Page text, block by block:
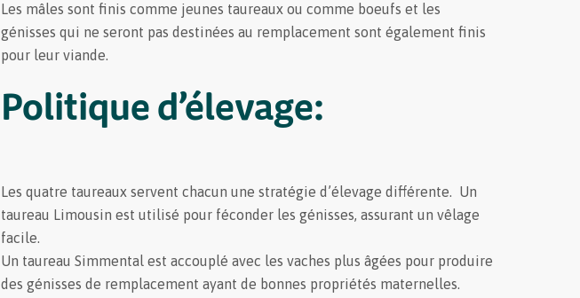
Les mâles sont finis comme jeunes taureaux ou comme boeufs et les
génisses qui ne seront pas destinées au remplacement sont également finis
pour leur viande.
Politique d’élevage:
Les quatre taureaux servent chacun une stratégie d’élevage différente. Un
taureau Limousin est utilisé pour féconder les génisses, assurant un vêlage
facile.
Un taureau Simmental est accouplé avec les vaches plus âgées pour produire
des génisses de remplacement ayant de bonnes propriétés maternelles.